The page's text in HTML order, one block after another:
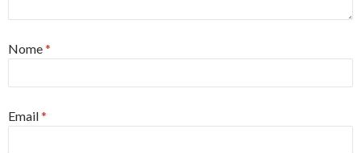
Nome*
Email*